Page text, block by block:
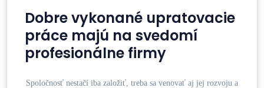
Dobre vykonané upratovacie
práce majú na svedomí
profesionálne firmy
Spoločnosť nestačí iba založiť, treba sa venovať aj jej rozvoju a